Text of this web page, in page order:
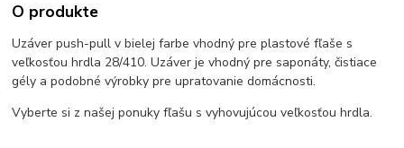
O produkte
Uzáver push-pull v bielej farbe vhodný pre plastové fľaše s
veľkosťou hrdla 28/410. Uzáver je vhodný pre saponáty, čistiace
gély a podobné výrobky pre upratovanie domácnosti.
Vyberte si z našej ponuky fľašu s vyhovujúcou veľkosťou hrdla.